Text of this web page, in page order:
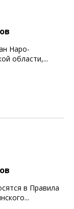
Наро-
области,...
в Правила
...